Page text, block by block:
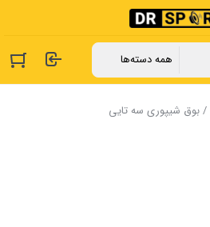
/ بوق شیپوری سه تایی